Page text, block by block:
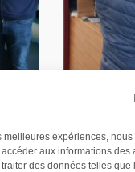
meilleures expériences,
aux informations
des données telles
Réemploi